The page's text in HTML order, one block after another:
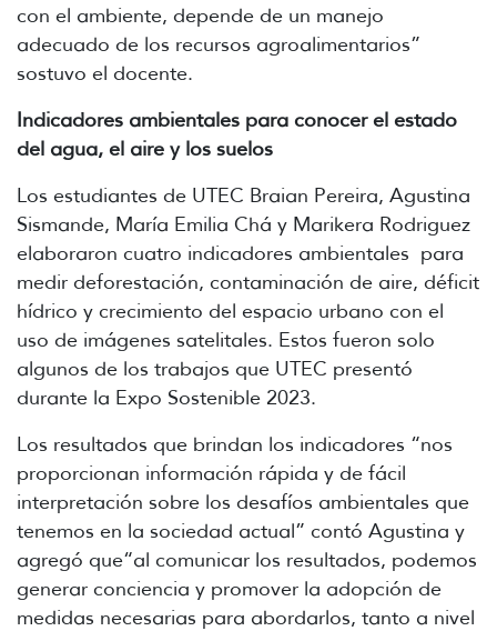
con el ambiente, depende de un manejo
adecuado de los recursos agroalimentarios”
sostuvo el docente.
Indicadores ambientales para conocer el estado
del agua, el aire y los suelos
Los estudiantes de UTEC Braian Pereira, Agustina
Sismande, María Emilia Chá y Marikera Rodriguez
elaboraron cuatro indicadores ambientales para
medir deforestación, contaminación de aire, déficit
hídrico y crecimiento del espacio urbano con el
uso de imágenes satelitales. Estos fueron solo
algunos de los trabajos que UTEC presentó
durante la Expo Sostenible 2023.
Los resultados que brindan los indicadores “nos
proporcionan información rápida y de fácil
interpretación sobre los desafíos ambientales que
tenemos en la sociedad actual” contó Agustina y
agregó que“al comunicar los resultados, podemos
generar conciencia y promover la adopción de
medidas necesarias para abordarlos, tanto a nivel